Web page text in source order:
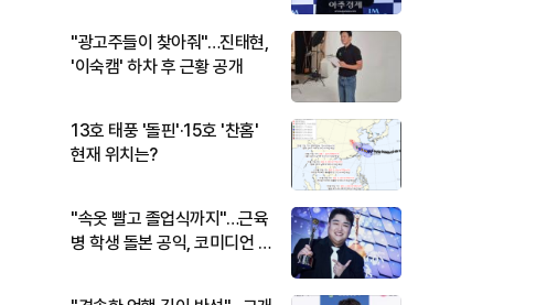
"광고주들이 찾아줘"…진태현,
'이숙캠' 하차 후 근황 공개
13호 태풍 '돌핀'·15호 '찬홈'
현재 위치는?
"속옷 빨고 졸업식까지"…근육
병 학생 돌본 공익, 코미디언 김